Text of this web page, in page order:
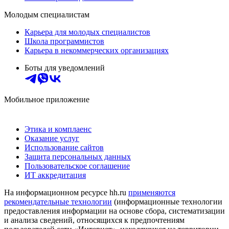
Молодым специалистам
Карьера для молодых специалистов
Школа программистов
Карьера в некоммерческих организациях
Боты для уведомлений
Мобильное приложение
Этика и комплаенс
Оказание услуг
Использование сайтов
Защита персональных данных
Пользовательское соглашение
ИТ аккредитация
На информационном ресурсе hh.ru применяются
рекомендательные технологии (информационные технологии
предоставления информации на основе сбора, систематизации
и анализа сведений, относящихся к предпочтениям